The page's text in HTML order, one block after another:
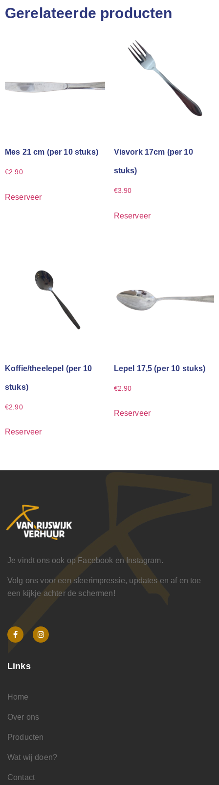
Gerelateerde producten
Mes 21 cm (per 10 stuks)
€2.90
Reserveer
Visvork 17cm (per 10
stuks)
€3.90
Reserveer
Koffie/theelepel (per 10
stuks)
€2.90
Reserveer
Lepel 17,5 (per 10 stuks)
€2.90
Reserveer
Je vindt ons ook op Facebook en Instagram.
Volg ons voor een sfeerimpressie, updates en af en toe
een kijkje achter de schermen!
Links
Home
Over ons
Producten
Wat wij doen?
Contact